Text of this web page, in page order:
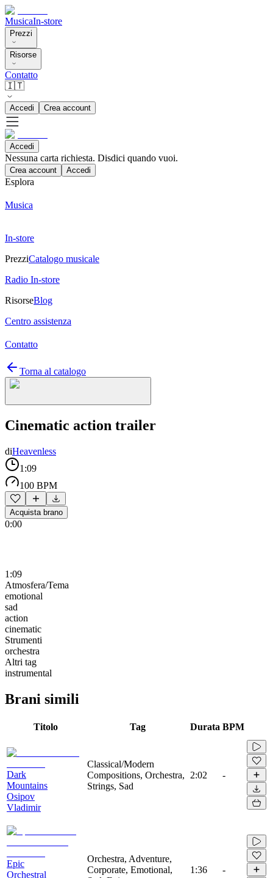
MusicaIn-store
Prezzi
Risorse
Contatto
🇮🇹
Accedi Crea account
Accedi
Nessuna carta richiesta. Disdici quando vuoi.
Crea account Accedi
Esplora
Musica
In-store
PrezziCatalogo musicale
Radio In-store
RisorseBlog
Centro assistenza
Contatto
Torna al catalogo
Cinematic action trailer
diHeavenless
1:09
100 BPM
Acquista brano
0:00
1:09
Atmosfera/Tema
emotional
sad
action
cinematic
Strumenti
orchestra
Altri tag
instrumental
Brani simili
Titolo Tag Durata BPM
Dark
Mountains
Osipov
Vladimir
Classical/Modern
Compositions, Orchestra,
Strings, Sad
2:02 -
Epic
Orchestral
Orchestra, Adventure,
Corporate, Emotional,
1:36 -